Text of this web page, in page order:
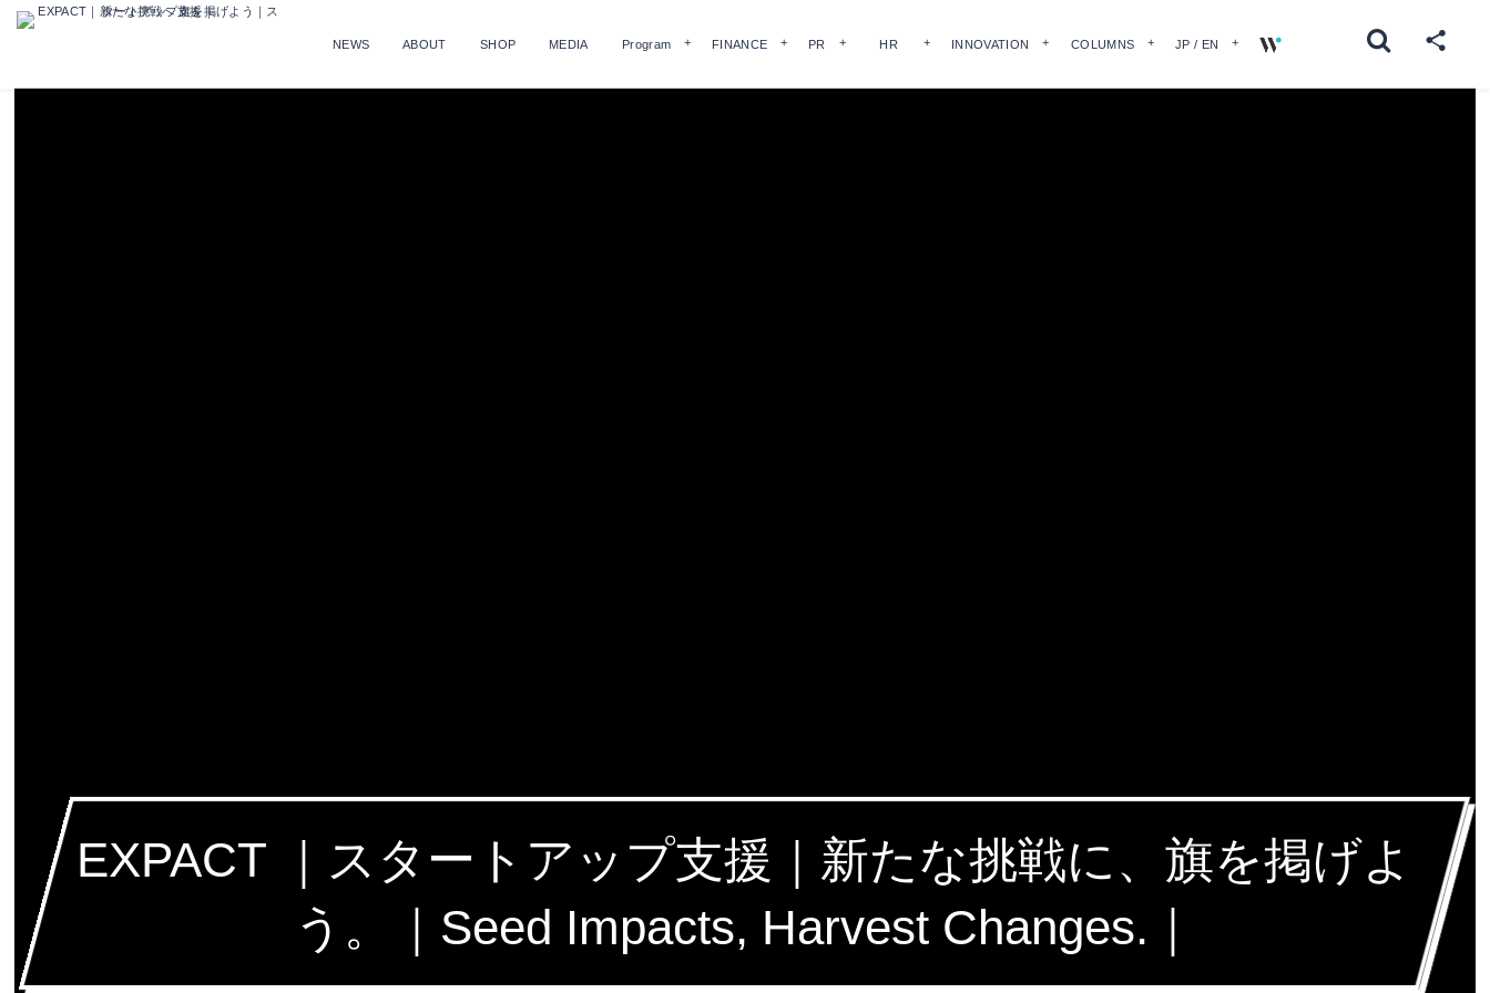
NEWS ABOUT SHOP MEDIA Program FINANCE PR HR INNOVATION COLUMNS JP / EN
EXPACT ｜スタートアップ支援｜新たな挑戦に、旗を掲げよ
う。｜Seed Impacts, Harvest Changes.｜